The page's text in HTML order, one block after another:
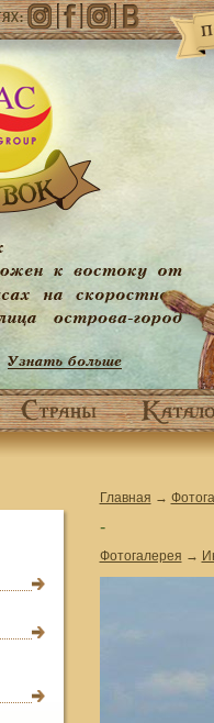
Главная →
-
Фотогалерея →